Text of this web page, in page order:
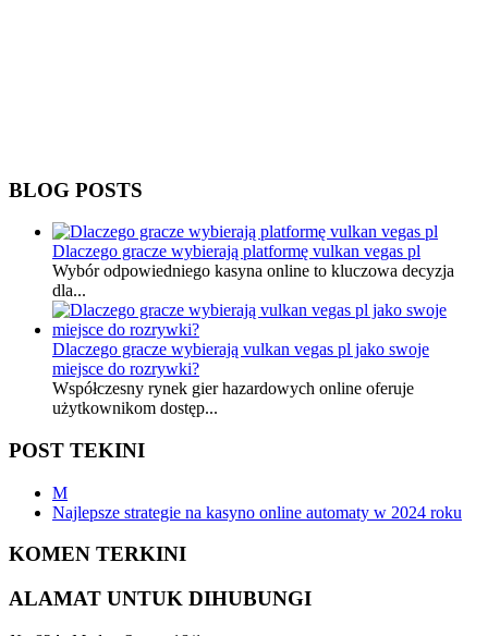
BLOG POSTS
Dlaczego gracze wybierają platformę vulkan vegas pl
Wybór odpowiedniego kasyna online to kluczowa decyzja
dla...
Dlaczego gracze wybierają vulkan vegas pl jako swoje
miejsce do rozrywki?
Współczesny rynek gier hazardowych online oferuje
użytkownikom dostęp...
POST TEKINI
M
Najlepsze strategie na kasyno online automaty w 2024 roku
KOMEN TERKINI
ALAMAT UNTUK DIHUBUNGI